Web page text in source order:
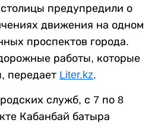
предупредили о
движения на одном
проспектов города.
работы, которые
передает Liter.kz.
служб, с 7 по 8
Кабанбай батыра